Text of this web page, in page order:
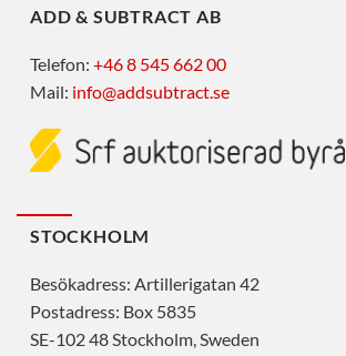
ADD & SUBTRACT AB
Telefon: +46 8 545 662 00
Mail: info@addsubtract.se
STOCKHOLM
Besökadress: Artillerigatan 42
Postadress: Box 5835
SE-102 48 Stockholm, Sweden